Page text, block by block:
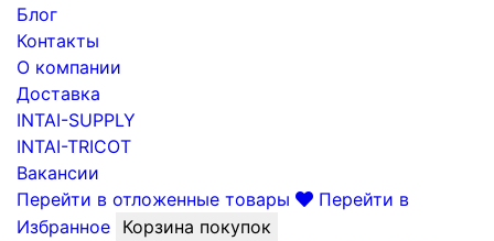
Блог
Контакты
О компании
Доставка
INTAI-SUPPLY
INTAI-TRICOT
Вакансии
Перейти в отложенные товары
Перейти в
Избранное Корзина покупок